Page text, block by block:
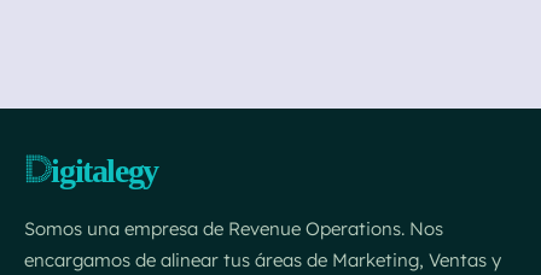
Somos una empresa de Revenue Operations. Nos
encargamos de alinear tus áreas de Marketing, Ventas y